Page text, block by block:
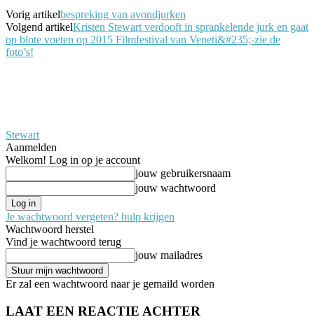
Vorig artikelbespreking van avondjurken
Volgend artikelKristen Stewart verdooft in sprankelende jurk en gaat
op blote voeten op 2015 Filmfestival van Veneti&#235;-zie de
foto’s!
Stewart
Aanmelden
Welkom! Log in op je account
jouw gebruikersnaam
jouw wachtwoord
Je wachtwoord vergeten? hulp krijgen
Wachtwoord herstel
Vind je wachtwoord terug
jouw mailadres
Er zal een wachtwoord naar je gemaild worden
LAAT EEN REACTIE ACHTER